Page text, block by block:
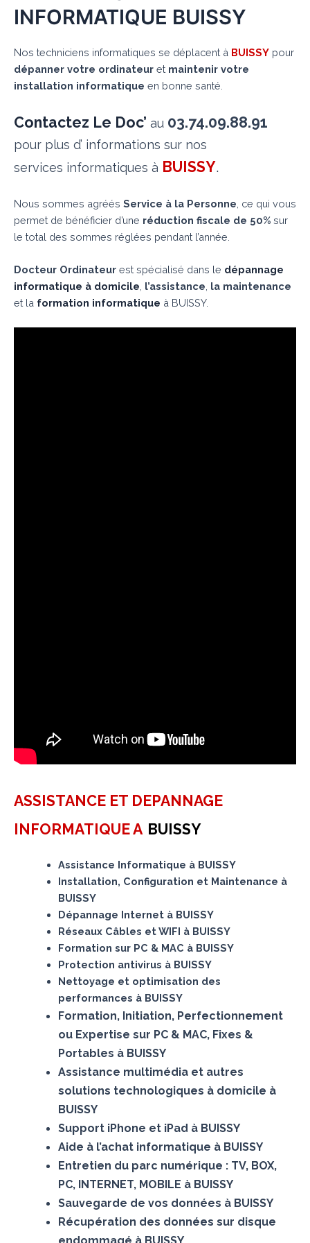
INFORMATIQUE BUISSY
Nos techniciens informatiques se déplacent à BUISSY pour
dépanner votre ordinateur et maintenir votre
installation informatique en bonne santé.
Contactez Le Doc’ au 03.74.09.88.91
pour plus d’ informations sur nos
services informatiques à BUISSY.
Nous sommes agréés Service à la Personne , ce qui vous
permet de bénéficier d’une réduction fiscale de 50% sur
le total des sommes réglées pendant l’année.
Docteur Ordinateur est spécialisé dans le dépannage
informatique à domicile l’assistance la maintenance
et la formation informatique à BUISSY.
ASSISTANCE ET DEPANNAGE
INFORMATIQUE A BUISSY
Assistance Informatique à BUISSY
Installation, Configuration et Maintenance à
BUISSY
Dépannage Internet à BUISSY
Réseaux Câbles et WIFI à BUISSY
Formation sur PC & MAC à BUISSY
Protection antivirus à BUISSY
Nettoyage et optimisation des
performances à BUISSY
Formation, Initiation, Perfectionnement
ou Expertise sur PC & MAC, Fixes &
Portables à BUISSY
Assistance multimédia et autres
solutions technologiques à domicile à
BUISSY
Support iPhone et iPad à BUISSY
Aide à l’achat informatique à BUISSY
Entretien du parc numérique : TV, BOX,
PC, INTERNET, MOBILE à BUISSY
Sauvegarde de vos données à BUISSY
Récupération des données sur disque
endommagé à BUISSY